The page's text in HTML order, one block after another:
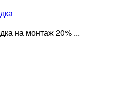
на монтаж 20% ...